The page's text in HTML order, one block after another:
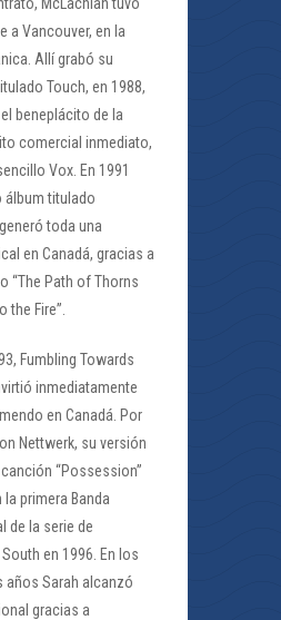
a Vancouver, en la
Allí grabó su
Touch, en 1988,
beneplácito de la
comercial inmediato,
Vox. En 1991
álbum titulado
toda una
en Canadá, gracias a
“The Path of Thorns
the Fire”.
Fumbling Towards
inmediatamente
en Canadá. Por
Nettwerk, su versión
“Possession”
primera Banda
de la serie de
en 1996. En los
años Sarah alcanzó
gracias a